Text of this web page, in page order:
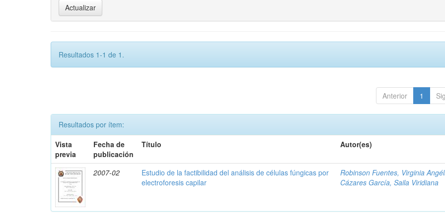
Resultados 1-1 de 1.
Anterior 1
Resultados por ítem:
Vista
previa
Fecha de
publicación
Título Autor(es)
2007-02
Estudio de la factibilidad del análisis de células fúngicas por
electroforesis capilar
Robinson Fuentes, Virginia
Cázares García, Saila Viridiana